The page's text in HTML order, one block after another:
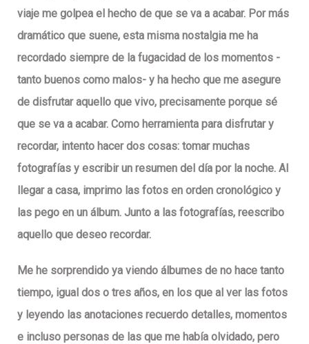
viaje me golpea el hecho de que se va a acabar. Por más
dramático que suene, esta misma nostalgia me ha
recordado siempre de la fugacidad de los momentos -
tanto buenos como malos- y ha hecho que me asegure
de disfrutar aquello que vivo, precisamente porque sé
que se va a acabar. Como herramienta para disfrutar y
recordar, intento hacer dos cosas: tomar muchas
fotografías y escribir un resumen del día por la noche. Al
llegar a casa, imprimo las fotos en orden cronológico y
las pego en un álbum. Junto a las fotografías, reescribo
aquello que deseo recordar.
Me he sorprendido ya viendo álbumes de no hace tanto
tiempo, igual dos o tres años, en los que al ver las fotos
y leyendo las anotaciones recuerdo detalles, momentos
e incluso personas de las que me había olvidado, pero